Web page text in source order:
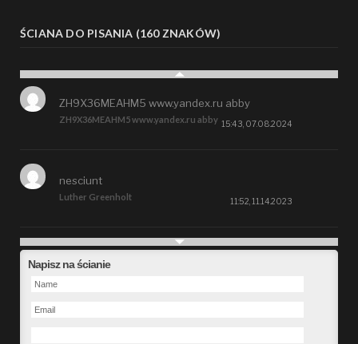
ŚCIANA DO PISANIA (160 ZNAKÓW)
ZH9X36MEAHM5 www.yandex.ru abby
ZH9X36MEAHM5 www.yandex.ru abby
15:43, 07.08.2024
Luther Greenholt
nesciunt
11:52, 11.14.2023
Future
Napisz na ścianie